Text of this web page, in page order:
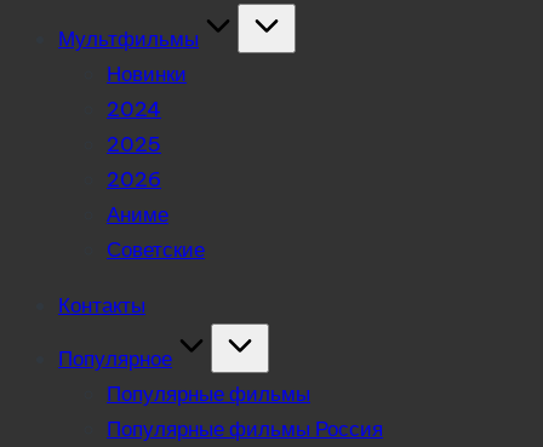
Мультфильмы
Новинки
2024
2025
2026
Аниме
Советские
Контакты
Популярное
Популярные фильмы
Популярные фильмы Россия